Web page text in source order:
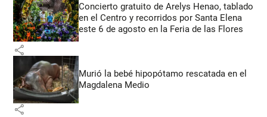
Concierto gratuito de Arelys Henao, tablado
en el Centro y recorridos por Santa Elena
este 6 de agosto en la Feria de las Flores
share
Murió la bebé hipopótamo rescatada en el
Magdalena Medio
share